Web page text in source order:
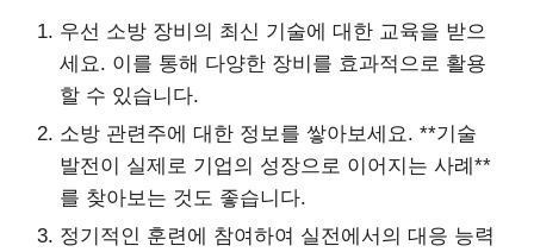
우선 소방 장비의 최신 기술에 대한 교육을 받으
세요. 이를 통해 다양한 장비를 효과적으로 활용
할 수 있습니다.
소방 관련주에 대한 정보를 쌓아보세요. **기술
발전이 실제로 기업의 성장으로 이어지는 사례**
를 찾아보는 것도 좋습니다.
정기적인 훈련에 참여하여 실전에서의 대응 능력